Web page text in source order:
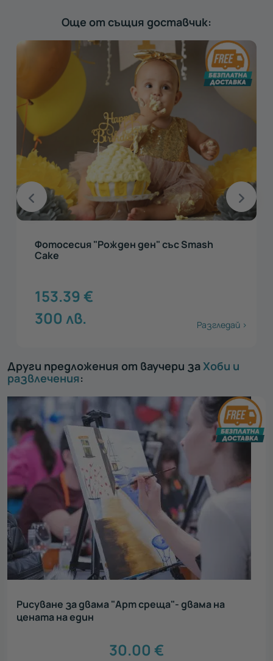
Още от същия доставчик:
Фотосесия "Рожден ден" със Smash
Cake
153.39 €
300 лв. Разгледай >
Други предложения от ваучери заХоби и
развлечения:
Рисуване за двама "Арт среща"- двама на
цената на един
30.00 €